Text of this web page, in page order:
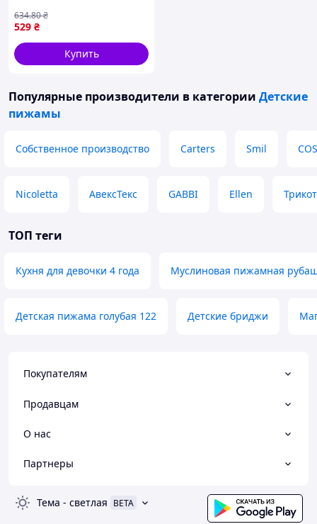
529 ₴
634.80₴
Купить
Популярные производители в категории Детские
пижамы
Собственное производство Carters Smil
Nicoletta АвексТекс GABBI Ellen
ТОП теги
Кухня для девочки 4 года Муслиновая пижамная
Детская пижама голубая 122 Детские бриджи
Покупателям
Продавцам
О нас
Партнеры
Тема - светлая BETA